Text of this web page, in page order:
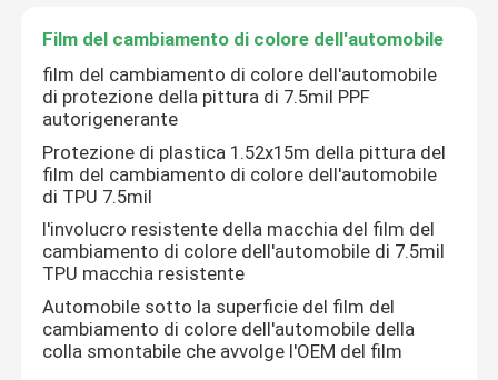
Film di protezione di PPF
Rotolo di film di PPF
Involucro dell'automobile di PPF
Film del cambiamento di colore dell'automobile
Automobile che avvolge film
Film del cambiamento di colore dell'automobile
film del cambiamento di colore dell'automobile
di protezione della pittura di 7.5mil PPF
autorigenerante
Protezione di plastica 1.52x15m della pittura del
film del cambiamento di colore dell'automobile
di TPU 7.5mil
l'involucro resistente della macchia del film del
cambiamento di colore dell'automobile di 7.5mil
TPU macchia resistente
Automobile sotto la superficie del film del
cambiamento di colore dell'automobile della
colla smontabile che avvolge l'OEM del film